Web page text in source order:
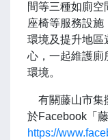
間等三種如廁
座椅等服務設
環境及提升地區
心，一起維護廁
環境。
有關藤山市集
於Facebook「
https://